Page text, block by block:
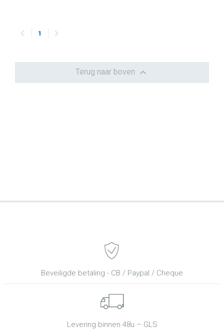
 1 
Terug naar boven 
Beveiligde betaling - CB / Paypal / Cheque
Levering binnen 48u – GLS